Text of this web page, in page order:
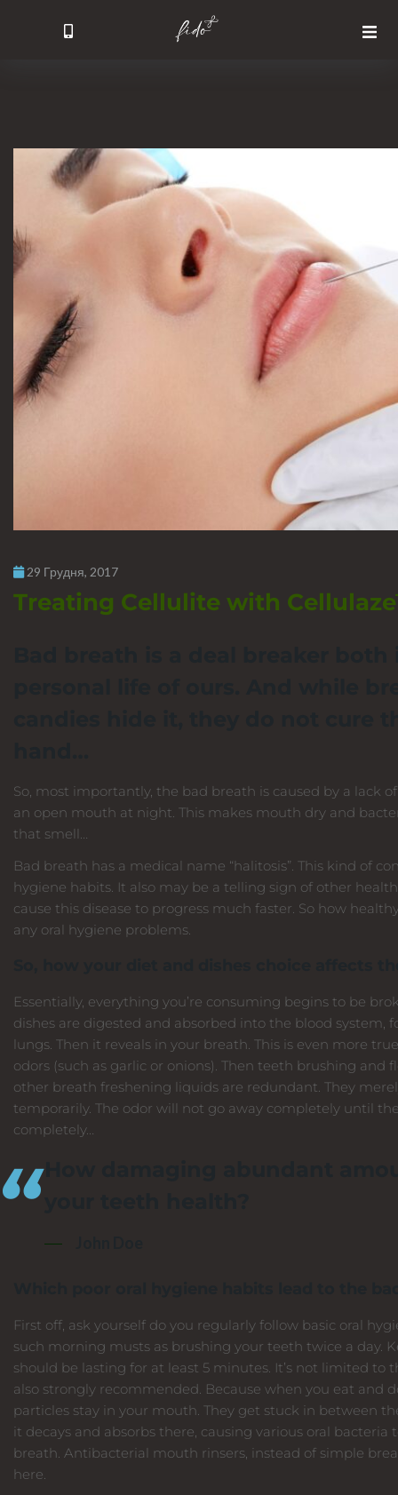
Результати операцій
Ціни
Контакти
29 Грудня, 2017
Treating Cellulite with
So, most importantly, the bad breath is caused by a lack
an open mouth at night. This makes mouth dry and
that smell…
Bad breath has a medical name “halitosis”. This kind of
hygiene habits. It also may be a telling sign of other
cause this disease to progress much faster. So how
any oral hygiene problems.
Essentially, everything you’re consuming begins to be
dishes are digested and absorbed into the blood system,
lungs. Then it reveals in your breath. This is even more
odors (such as garlic or onions). Then teeth brushing and
other breath freshening liquids are redundant. They
temporarily. The odor will not go away completely until
completely…
First off, ask yourself do you regularly follow basic oral
such morning musts as brushing your teeth twice a day.
should be lasting for at least 5 minutes. It’s not limited to
also strongly recommended. Because when you eat and
particles stay in your mouth. They get stuck in between
it decays and absorbs there, causing various oral bacteria
breath. Antibacterial mouth rinsers, instead of simple
here.